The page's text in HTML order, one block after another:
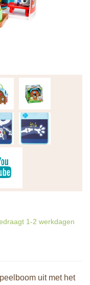
1-2 werkdagen
uit met het